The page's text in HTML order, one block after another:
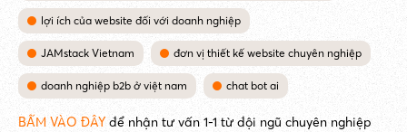
lợi ích của website đối với doanh nghiệp
JAMstack Vietnam đơn vị thiết kế website chuyên nghiệp
doanh nghiệp b2b ở việt nam chat bot ai
BẤM VÀO ĐÂY để nhận tư vấn 1-1 từ đội ngũ chuyên nghiệp